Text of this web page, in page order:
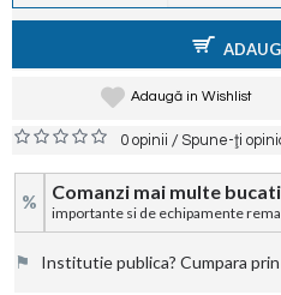
Adaugă in Wishlist
0 opinii /Spune-ţi
% Comanzi mai multe
importante si de echipamente
⚑ Institutie publica? Cumpara